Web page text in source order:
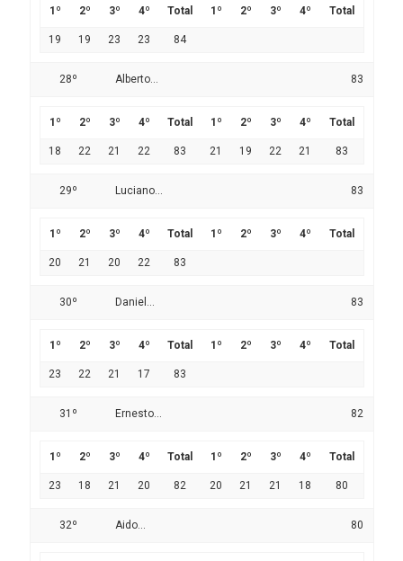
1º 2º 3º 4º Total 1º 2º 3º 4º Total
19 19 23 23 84
28º Alberto... 83
1º 2º 3º 4º Total 1º 2º 3º 4º Total
18 22 21 22 83 21 19 22 21 83
29º Luciano... 83
1º 2º 3º 4º Total 1º 2º 3º 4º Total
20 21 20 22 83
30º Daniel... 83
1º 2º 3º 4º Total 1º 2º 3º 4º Total
23 22 21 17 83
31º Ernesto... 82
1º 2º 3º 4º Total 1º 2º 3º 4º Total
23 18 21 20 82 20 21 21 18 80
32º Aido... 80